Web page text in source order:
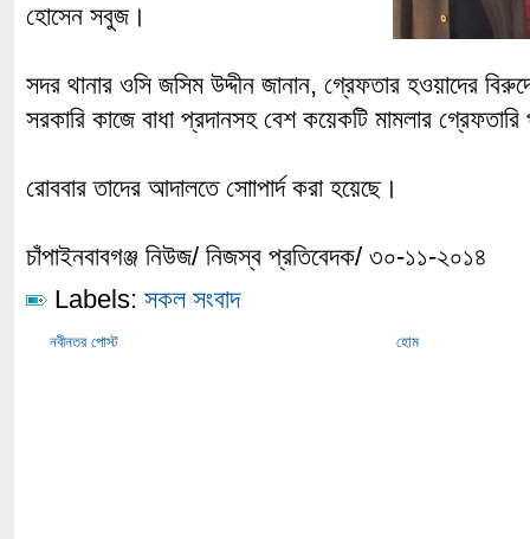
হোসেন সবুজ।
সদর থানার ওসি জসিম উদ্দীন জানান, গ্রেফতার হওয়াদের
সরকারি কাজে বাধা প্রদানসহ বেশ কয়েকটি মামলার
রোববার তাদের আদালতে সোাপার্দ করা হয়েছে।
চাঁপাইনবাবগঞ্জ নিউজ/ নিজস্ব প্রতিবেদক/ ৩০-১১-২০১৪
Labels: সকল সংবাদ
নবীনতর পোস্ট হোম